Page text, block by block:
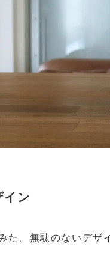
イン
た。無駄のないデザ